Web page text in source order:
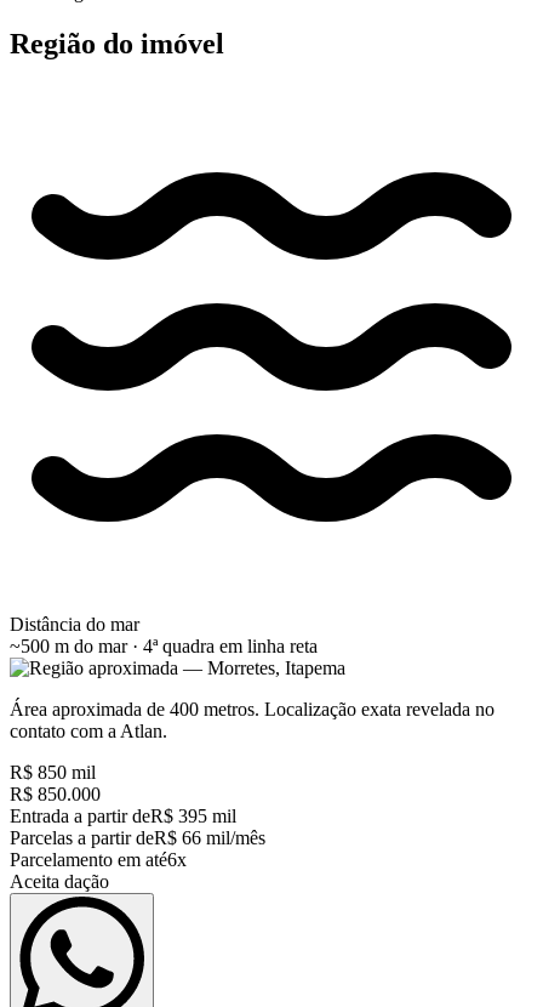
Região do imóvel
Distância do mar
~500 m do mar · 4ª quadra em linha reta
Área aproximada de 400 metros. Localização exata revelada no
contato com a Atlan.
R$ 850 mil
R$ 850.000
Entrada a partir deR$ 395 mil
Parcelas a partir deR$ 66 mil/mês
Parcelamento em até6x
Aceita dação